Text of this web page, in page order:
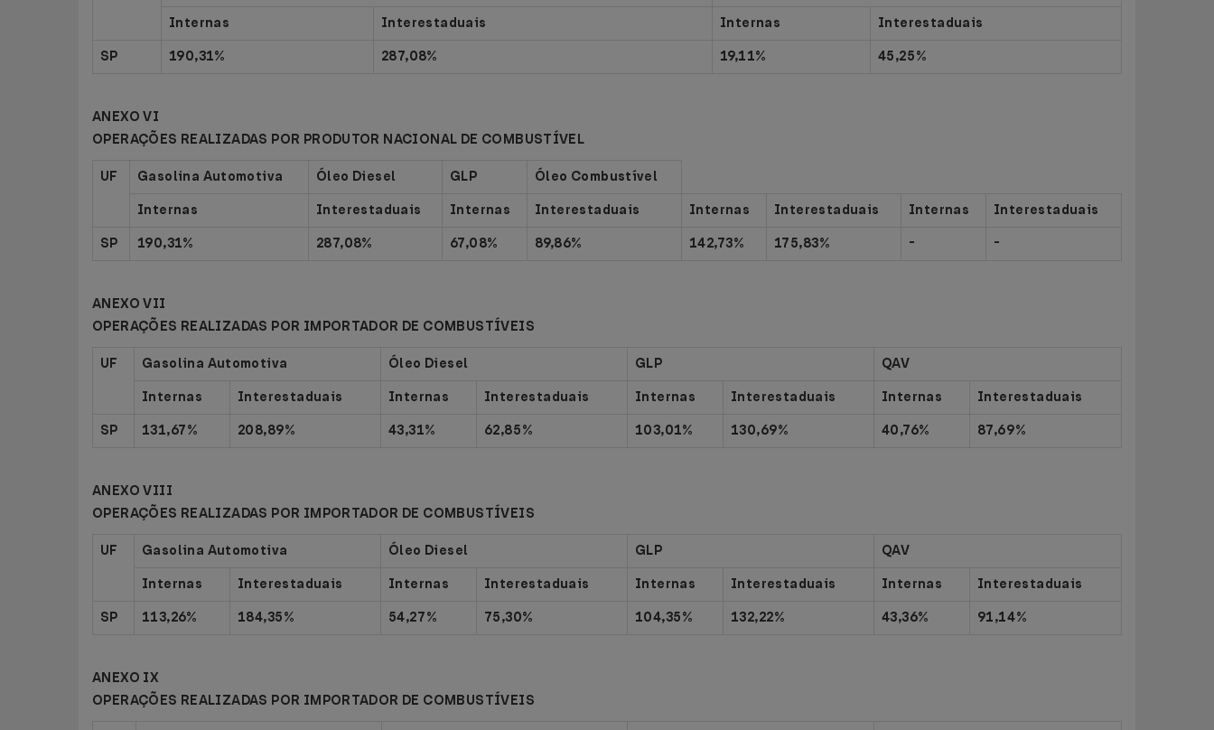
Internas
Interestaduais Internas
Interestaduais
SP
190,31% 287,08% 19,11% 45,25%
ANEXO VI
OPERAÇÕES REALIZADAS POR PRODUTOR NACIONAL DE COMBUSTÍVEL
UF Gasolina Automotiva Óleo Diesel GLP
Óleo Combustível
Internas
Interestaduais Internas Interestaduais Internas Interestaduais Internas
Interestaduais
SP
190,31% 287,08% 67,08% 89,86% 142,73% 175,83% - -
ANEXO VII
OPERAÇÕES REALIZADAS POR IMPORTADOR DE COMBUSTÍVEIS
UF Gasolina Automotiva Óleo Diesel GLP
QAV
Internas
Interestaduais Internas Interestaduais Internas Interestaduais Internas
Interestaduais
SP
131,67% 208,89% 43,31% 62,85% 103,01% 130,69% 40,76% 87,69%
ANEXO VIII
OPERAÇÕES REALIZADAS POR IMPORTADOR DE COMBUSTÍVEIS
UF Gasolina Automotiva Óleo Diesel GLP
QAV
Internas
Interestaduais Internas Interestaduais Internas Interestaduais Internas
Interestaduais
SP
113,26% 184,35% 54,27% 75,30% 104,35% 132,22% 43,36% 91,14%
ANEXO IX
OPERAÇÕES REALIZADAS POR IMPORTADOR DE COMBUSTÍVEIS